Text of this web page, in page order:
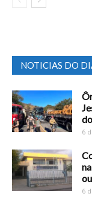
NOTICIAS DO
6
6